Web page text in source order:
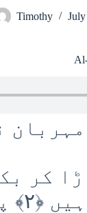
Timothy
پھر